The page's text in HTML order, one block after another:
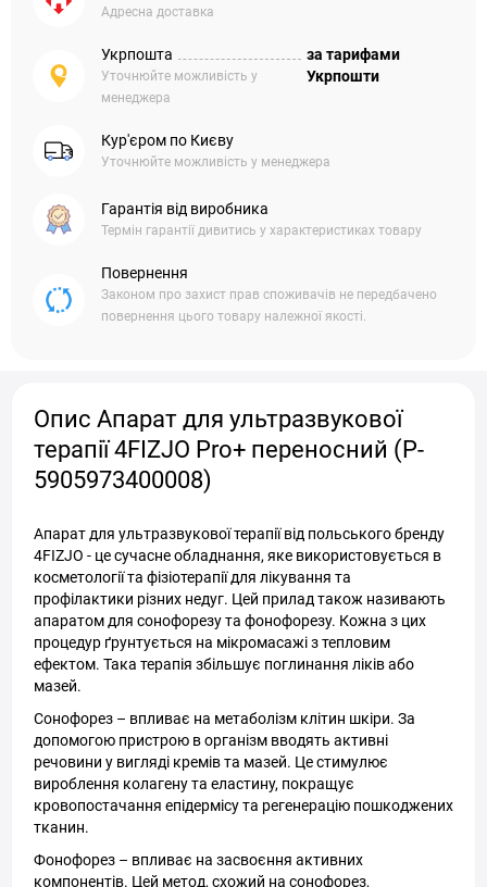
Адресна доставка
Укрпошта
Уточнюйте можливість у
менеджера
за тарифами
Укрпошти
Кур'єром по Києву
Уточнюйте можливість у менеджера
Гарантія від виробника
Термін гарантії дивитись у характеристиках товару
Повернення
Законом про захист прав споживачів не передбачено
повернення цього товару належної якості.
Опис Апарат для ультразвукової
терапії 4FIZJO Pro+ переносний (P-
5905973400008)
Апарат для ультразвукової терапії від польського бренду
4FIZJO - це сучасне обладнання, яке використовується в
косметології та фізіотерапії для лікування та
профілактики різних недуг. Цей прилад також називають
апаратом для сонофорезу та фонофорезу. Кожна з цих
процедур ґрунтується на мікромасажі з тепловим
ефектом. Така терапія збільшує поглинання ліків або
мазей.
Сонофорез – впливає на метаболізм клітин шкіри. За
допомогою пристрою в організм вводять активні
речовини у вигляді кремів та мазей. Це стимулює
вироблення колагену та еластину, покращує
кровопостачання епідермісу та регенерацію пошкоджених
тканин.
Фонофорез – впливає на засвоєння активних
компонентів. Цей метод, схожий на сонофорез,